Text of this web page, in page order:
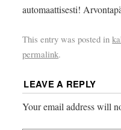
automaattisesti!
This entry was posted in
permalink.
LEAVE A REPLY
Your email address will